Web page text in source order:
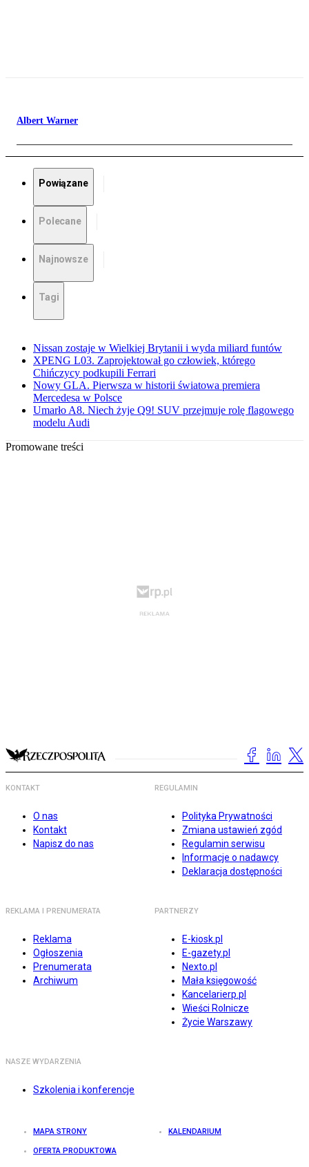
Albert Warner
Powiązane
Polecane
Najnowsze
Tagi
Nissan zostaje w Wielkiej Brytanii i wyda miliard funtów
XPENG L03. Zaprojektował go człowiek, którego
Chińczycy podkupili Ferrari
Nowy GLA. Pierwsza w historii światowa premiera
Mercedesa w Polsce
Umarło A8. Niech żyje Q9! SUV przejmuje rolę flagowego
modelu Audi
Promowane treści
KONTAKT
O nas
Kontakt
Napisz do nas
REGULAMIN
Polityka Prywatności
Zmiana ustawień zgód
Regulamin serwisu
Informacje o nadawcy
Deklaracja dostępności
REKLAMA I PRENUMERATA
Reklama
Ogłoszenia
Prenumerata
Archiwum
PARTNERZY
E-kiosk.pl
E-gazety.pl
Nexto.pl
Mała księgowość
Kancelarierp.pl
Wieści Rolnicze
Życie Warszawy
NASZE WYDARZENIA
Szkolenia i konferencje
MAPA STRONY KALENDARIUM
OFERTA PRODUKTOWA